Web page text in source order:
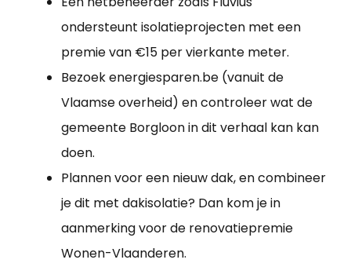
ondersteunt isolatieprojecten met een
premie van €15 per vierkante meter.
Bezoek energiesparen.be (vanuit de
Vlaamse overheid) en controleer wat de
gemeente Borgloon in dit verhaal kan kan
doen.
Plannen voor een nieuw dak, en combineer
je dit met dakisolatie? Dan kom je in
aanmerking voor de renovatiepremie
Wonen-Vlaanderen.